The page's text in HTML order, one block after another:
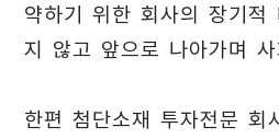
약하기 위한 회사의 장기
지 않고 앞으로 나아가며
한편 첨단소재 투자전문